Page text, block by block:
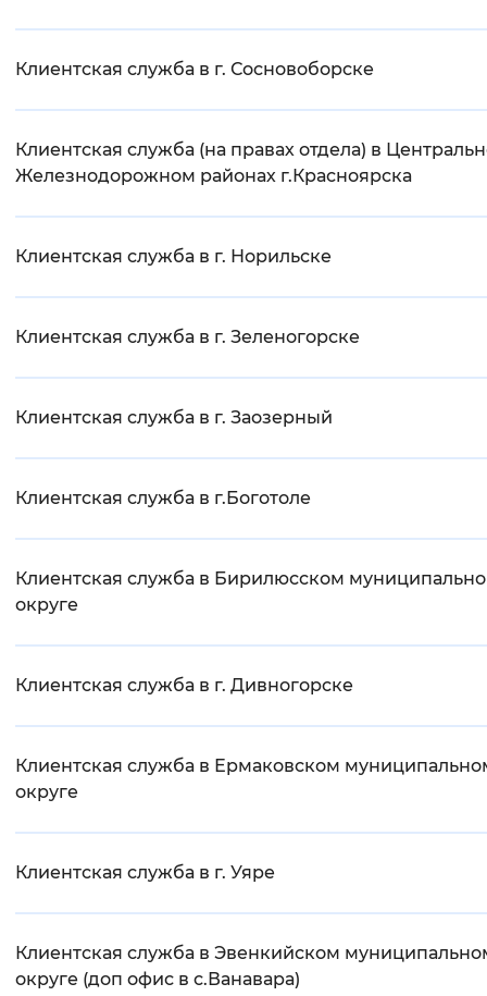
Клиентская служба в г. Сосновоборске
Клиентская служба (на правах отдела) в
Железнодорожном районах г.Красноярска
Клиентская служба в г. Норильске
Клиентская служба в г. Зеленогорске
Клиентская служба в г. Заозерный
Клиентская служба в г.Боготоле
Клиентская служба в Бирилюсском
округе
Клиентская служба в г. Дивногорске
Клиентская служба в Ермаковском
округе
Клиентская служба в г. Уяре
Клиентская служба в Эвенкийском
округе (доп офис в с.Ванавара)